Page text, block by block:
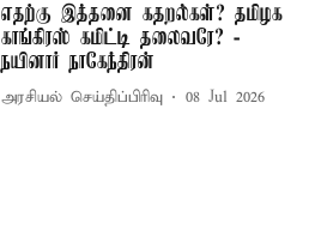
எதற்கு இத்தனை கதறல்கள்? தமிழக
காங்கிரஸ் கமிட்டி தலைவரே? -
நயினார் நாகேந்திரன்
அரசியல் செய்திப்பிரிவு 08 Jul 2026